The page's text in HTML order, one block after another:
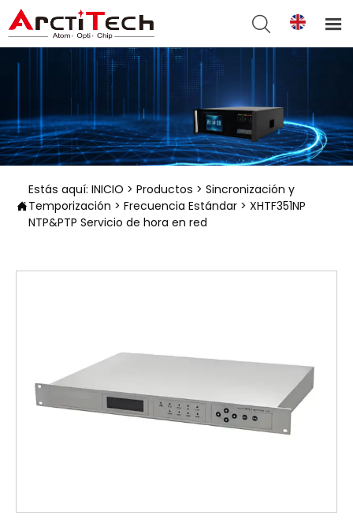
 

Estás aquí: INICIO > Productos > Sincronización y
Temporización > Frecuencia Estándar > XHTF351NP
NTP&PTP Servicio de hora en red